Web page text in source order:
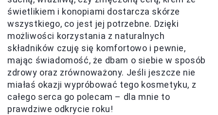
świetlikiem i konopiami dostarcza skórze
wszystkiego, co jest jej potrzebne. Dzięki
możliwości korzystania z naturalnych
składników czuję się komfortowo i pewnie,
mając świadomość, że dbam o siebie w sposób
zdrowy oraz zrównoważony. Jeśli jeszcze nie
miałaś okazji wypróbować tego kosmetyku, z
całego serca go polecam – dla mnie to
prawdziwe odkrycie roku!